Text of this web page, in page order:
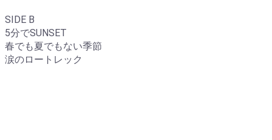
SIDE B
5分でSUNSET
春でも夏でもない季節
涙のロートレック